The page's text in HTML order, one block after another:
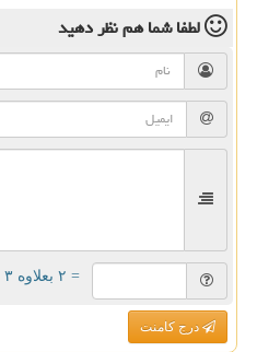
لطفا شما همنظر دهید
= ۲ بعلاوه ۳
درج کامنت